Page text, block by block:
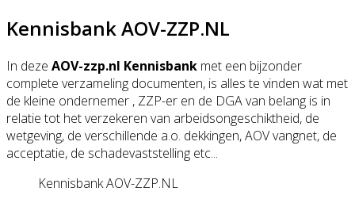
Kennisbank AOV-ZZP.NL
In deze AOV-zzp.nl Kennisbank met een bijzonder
complete verzameling documenten, is alles te vinden wat met
de kleine ondernemer , ZZP-er en de DGA van belang is in
relatie tot het verzekeren van arbeidsongeschiktheid, de
wetgeving, de verschillende a.o. dekkingen, AOV vangnet, de
acceptatie, de schadevaststelling etc...
Kennisbank AOV-ZZP.NL